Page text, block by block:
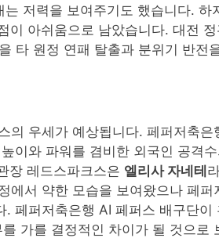
저력을 보여주기도 했습니다.
이 아쉬움으로 남았습니다. 대전
타 원정 연패 탈출과 분위기 반전
우세가 예상됩니다. 페퍼저축
이와 파워를 겸비한 외국인 공격
장 레드스파크스은 엘리사 자네테
서 약한 모습을 보여왔으나 페
페퍼저축은행 AI 페퍼스 배구단
가를 결정적인 차이가 될 것으로